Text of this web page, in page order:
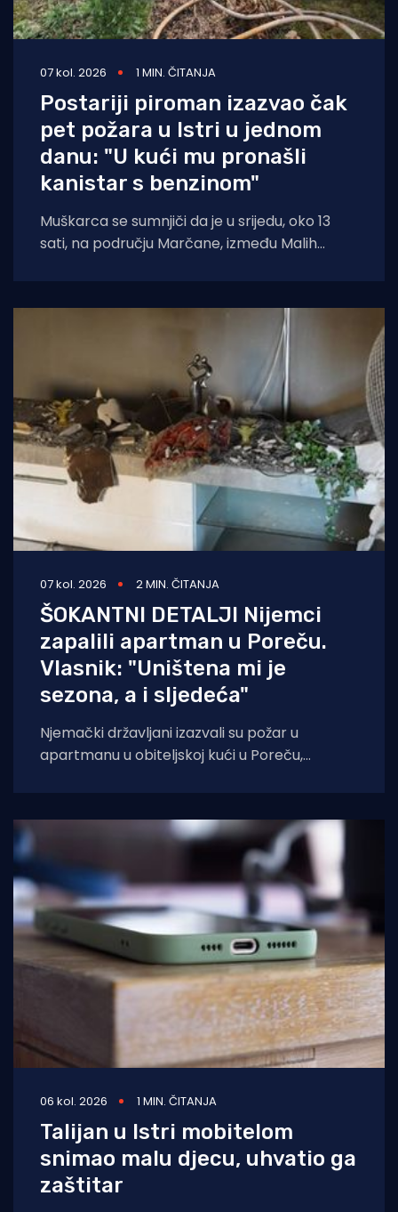
07 kol. 2026 1 MIN. ČITANJA
Postariji piroman izazvao čak
pet požara u Istri u jednom
danu: "U kući mu pronašli
kanistar s benzinom"
Muškarca se sumnjiči da je u srijedu, oko 13
sati, na području Marčane, između Malih
07 kol. 2026 2 MIN. ČITANJA
ŠOKANTNI DETALJI Nijemci
zapalili apartman u Poreču.
Vlasnik: "Uništena mi je
sezona, a i sljedeća"
Njemački državljani izazvali su požar u
apartmanu u obiteljskoj kući u Poreču,
06 kol. 2026 1 MIN. ČITANJA
Talijan u Istri mobitelom
snimao malu djecu, uhvatio ga
zaštitar